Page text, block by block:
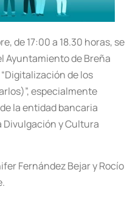
de 17:00 a 18.30 horas, se
Ayuntamiento de Breña
de los
especialmente
la entidad bancaria
Divulgación y Cultura
Fernández Bejar y Rocío